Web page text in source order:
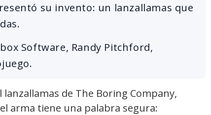
su invento: un lanzallamas que
Software, Randy Pitchford,
de The Boring Company,
arma tiene una palabra segura: